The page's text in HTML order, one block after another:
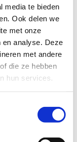
media te bieden
Ook delen we
met onze
analyse. Deze
met andere
die ze hebben
hun services.